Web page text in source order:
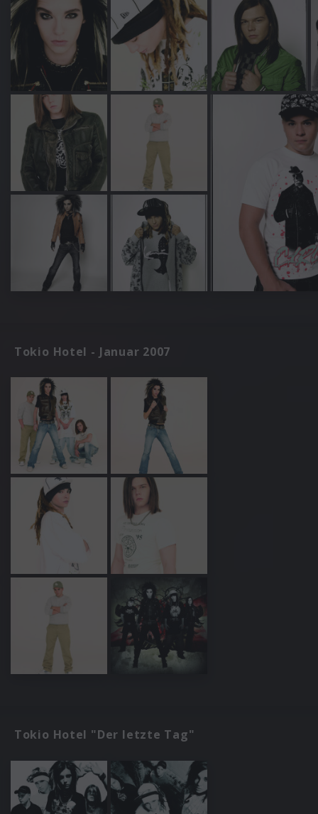
Tokio Hotel - Januar 2007
Tokio Hotel "Der letzte Tag"